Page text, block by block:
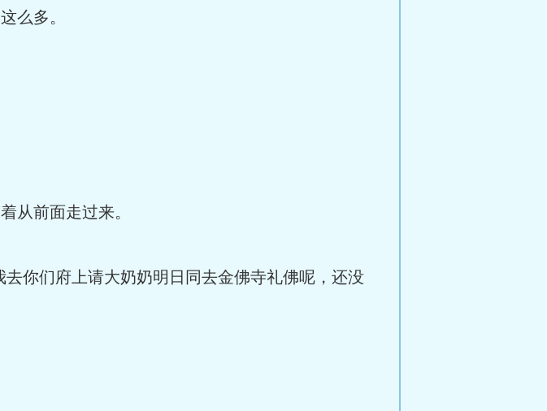
么多。
从前面走过来。
你们府上请大奶奶明日同去金佛寺礼佛呢，还没